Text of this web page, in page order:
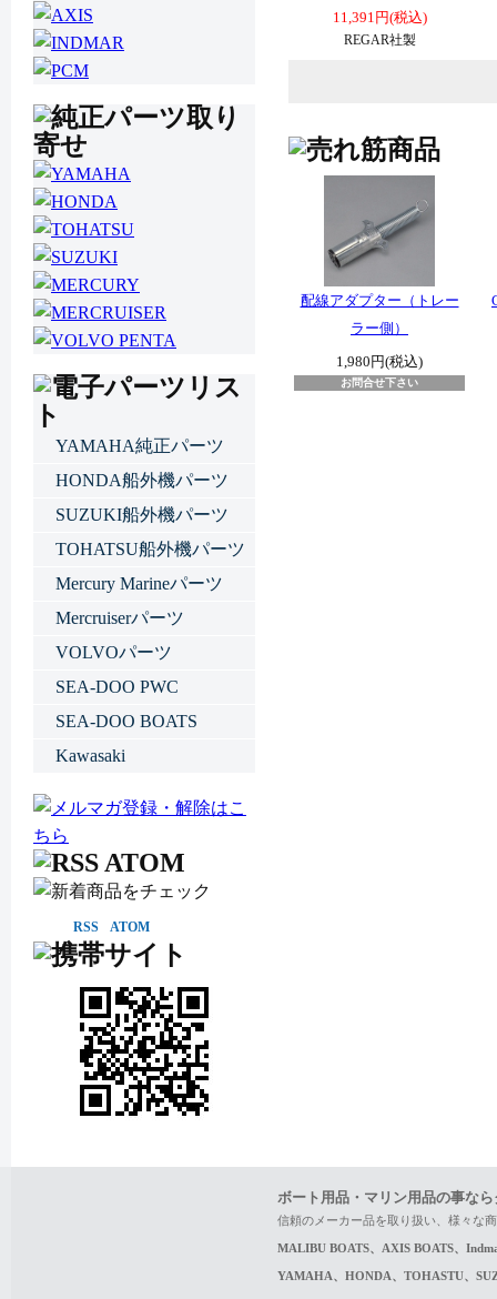
11,391円(税込)
REGAR社製
配線アダプター（トレー
ラー側）
1,980円(税込)
お問合せ下さい
YAMAHA純正パーツ
HONDA船外機パーツ
SUZUKI船外機パーツ
TOHATSU船外機パーツ
Mercury Marineパーツ
Mercruiserパーツ
VOLVOパーツ
SEA-DOO PWC
SEA-DOO BOATS
Kawasaki
RSS ATOM
ボート用品・マリン用品の事な
信頼のメーカー品を取り扱い、様々な
MALIBU BOATS、AXIS BOATS、
YAMAHA、HONDA、TOHASTU、